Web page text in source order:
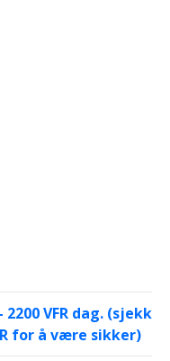
2200 VFR dag. (sjekk
for å være sikker)